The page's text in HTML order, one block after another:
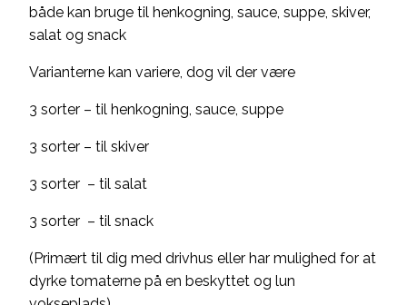
både kan bruge til henkogning, sauce, suppe, skiver,
salat og snack
Varianterne kan variere, dog vil der være
3 sorter – til henkogning, sauce, suppe
3 sorter – til skiver
3 sorter – til salat
3 sorter – til snack
(Primært til dig med drivhus eller har mulighed for at
dyrke tomaterne på en beskyttet og lun